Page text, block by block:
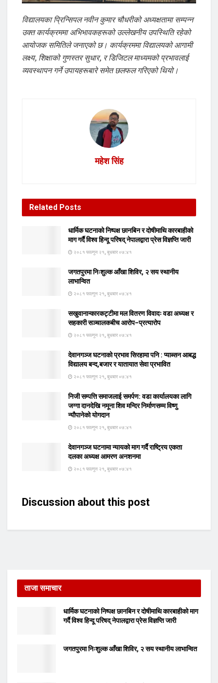
विद्यालयका प्रिन्सिपल नवीन कुमार चौधरीको अध्यक्षतामा सम्पन्न
उक्त कार्यक्रममा अभिभावकहरूको उल्लेखनीय उपस्थिति रहेको
आयोजक समितिले जनाएको छ। कार्यक्रममा विद्यालयको आगामी
लक्ष्य, शिक्षाको गुणस्तर सुधार, र डिजिटल माध्यमको प्रभावलाई
व्यवस्थापन गर्ने उपायहरूबारे समेत छलफल गरिएको थियो।
महेश सिंह
Related Posts
धार्मिक घटनाको निष्पक्ष छानबिन र दोषीमाथि कारबाहीको
माग गर्दै विश्व हिन्दू परिषद् नेपालद्वारा प्रेस विज्ञप्ति जारी
२०८१ फाल्गुन २१, बुधबार ०७:४१
जगतपुरमा निःशुल्क आँखा शिविर, २ सय स्थानीय
लाभान्वित
२०८१ फाल्गुन २१, बुधबार ०७:४१
सखुवानान्कारकट्टीमा मल वितरण विवादः वडा अध्यक्ष र
सहकारी सञ्चालकबीच आरोप–प्रत्यारोप
२०८१ फाल्गुन २१, बुधबार ०७:४१
देवानगञ्ज घटनाको प्रभाव सिरहामा पनि : प्याब्सन आबद्ध
विद्यालय बन्द,बजार र यातायात सेवा प्रभावित
२०८१ फाल्गुन २१, बुधबार ०७:४१
निजी सम्पत्ति समाजलाई समर्पण: वडा कार्यालयका लागि
जग्गा दानदेखि नमूना शिव मन्दिर निर्माणसम्म विष्णु
न्यौपानेको योगदान
२०८१ फाल्गुन २१, बुधबार ०७:४१
देवानगञ्ज घटनामा न्यायको माग गर्दै राष्ट्रिय एकता
दलका अध्यक्ष आमरण अनशनमा
२०८१ फाल्गुन २१, बुधबार ०७:४१
Discussion about this post
ताजा समाचार
धार्मिक घटनाको निष्पक्ष छानबिन र दोषीमाथि कारबाहीको माग
गर्दै विश्व हिन्दू परिषद् नेपालद्वारा प्रेस विज्ञप्ति जारी
जगतपुरमा निःशुल्क आँखा शिविर, २ सय स्थानीय लाभान्वित